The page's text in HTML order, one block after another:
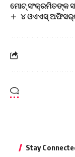
ମୋଟ୍ ସଂକ୍ରମିତଙ୍କ
୪ ଓଏଏସ୍‌
Stay